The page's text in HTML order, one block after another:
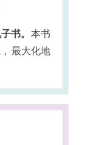
书。 本书
最大化地